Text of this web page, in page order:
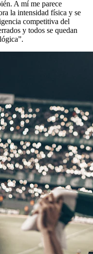
A mí me parece
la intensidad física y se
competitiva del
y todos se quedan